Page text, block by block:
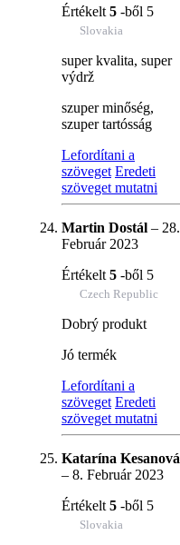
Értékelt 5 -ből 5
Slovakia
super kvalita, super
výdrž
szuper minőség,
szuper tartósság
Lefordítani a
szöveget Eredeti
szöveget mutatni
Martin Dostál – 28.
Február 2023
Értékelt 5 -ből 5
Czech Republic
Dobrý produkt
Jó termék
Lefordítani a
szöveget Eredeti
szöveget mutatni
Katarína Kesanová
– 8. Február 2023
Értékelt 5 -ből 5
Slovakia